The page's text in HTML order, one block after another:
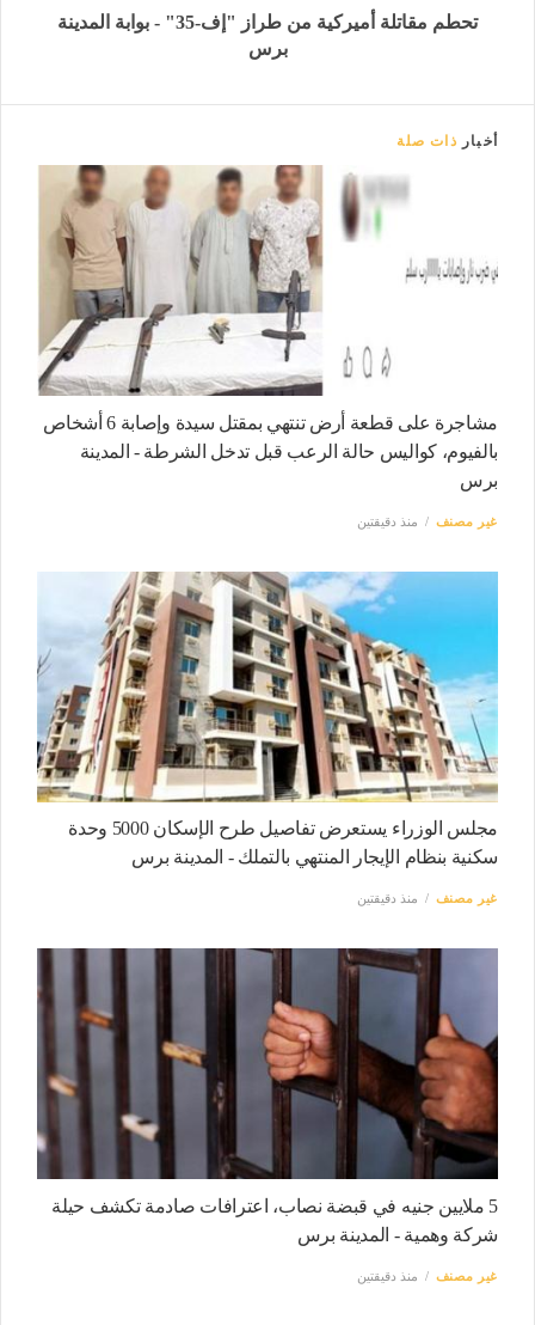
تحطم مقاتلة أميركية من طراز "إف-35" - بوابة المدينة
برس
أخبار ذات صلة
مشاجرة على قطعة أرض تنتهي بمقتل سيدة وإصابة 6 أشخاص
بالفيوم، كواليس حالة الرعب قبل تدخل الشرطة - المدينة
برس
غير مصنف منذ دقيقتين
مجلس الوزراء يستعرض تفاصيل طرح الإسكان 5000 وحدة
سكنية بنظام الإيجار المنتهي بالتملك - المدينة برس
غير مصنف منذ دقيقتين
5 ملايين جنيه في قبضة نصاب، اعترافات صادمة تكشف حيلة
شركة وهمية - المدينة برس
غير مصنف منذ دقيقتين